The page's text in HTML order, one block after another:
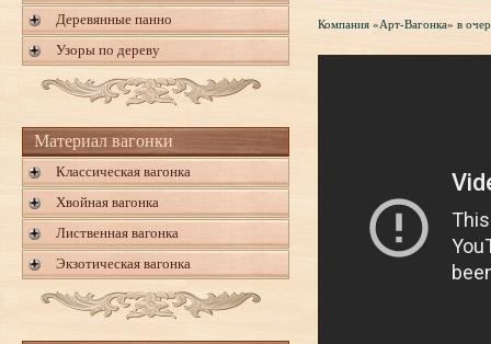
Деревянные панно
Узоры по дереву
Материал вагонки
Классическая вагонка
Хвойная вагонка
Лиственная вагонка
Экзотическая вагонка
Компания «Арт-Вагонка» в